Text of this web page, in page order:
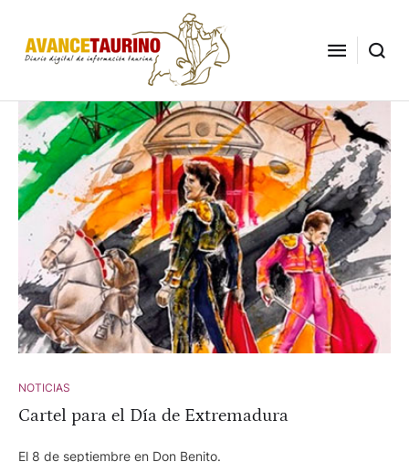
NOTICIAS
Cartel para el Día de Extremadura
El 8 de septiembre en Don Benito.